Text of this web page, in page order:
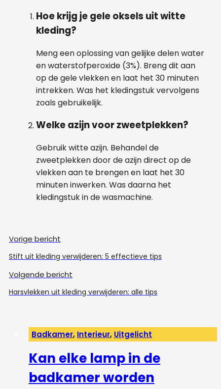
Hoe krijg je gele oksels uit witte
kleding?
Meng een oplossing van gelijke delen water
en waterstofperoxide (3%). Breng dit aan
op de gele vlekken en laat het 30 minuten
intrekken. Was het kledingstuk vervolgens
zoals gebruikelijk.
Welke azijn voor zweetplekken?
Gebruik witte azijn. Behandel de
zweetplekken door de azijn direct op de
vlekken aan te brengen en laat het 30
minuten inwerken. Was daarna het
kledingstuk in de wasmachine.
Vorige bericht
Stift uit kleding verwijderen: 5 effectieve tips
Volgende bericht
Harsvlekken uit kleding verwijderen: alle tips
Badkamer, Interieur, Uitgelicht
Kan elke lamp in de
badkamer worden